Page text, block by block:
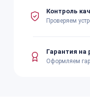
Контроль
Проверяем
Гарантия на
Оформляем